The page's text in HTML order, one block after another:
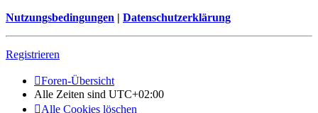
Nutzungsbedingungen | Datenschutzerklärung
Registrieren
Foren-Übersicht
Alle Zeiten sind UTC+02:00
Alle Cookies löschen